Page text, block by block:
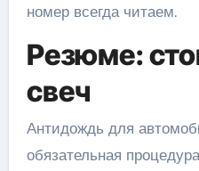
номер всегда читаем.
Резюме:
свеч
Антидождь для
обязательная